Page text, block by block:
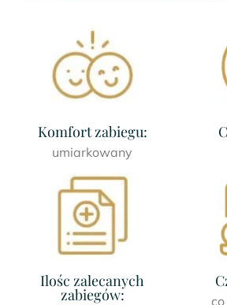
Komfort zabiegu:
umiarkowany
Ilośc zalecanych
zabiegów: